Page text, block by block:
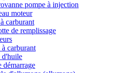
pompe à injection
moteur
carburant
de remplissage
à carburant
d'huile
démarrage